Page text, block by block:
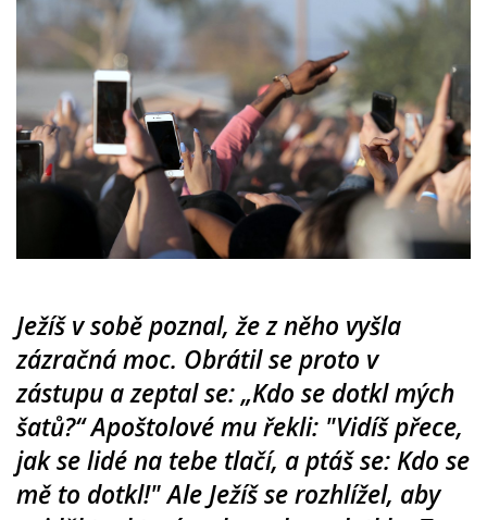
Ježíš v sobě poznal, že z něho vyšla
zázračná moc. Obrátil se proto v
zástupu a zeptal se: „Kdo se dotkl mých
šatů?“ Apoštolové mu řekli: "Vidíš přece,
jak se lidé na tebe tlačí, a ptáš se: Kdo se
mě to dotkl!" Ale Ježíš se rozhlížel, aby